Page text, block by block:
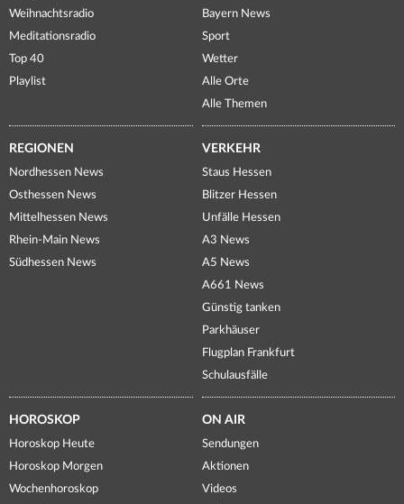
Weihnachtsradio
Meditationsradio
Top 40
Playlist
Bayern News
Sport
Wetter
Alle Orte
Alle Themen
REGIONEN
Nordhessen News
Osthessen News
Mittelhessen News
Rhein-Main News
Südhessen News
VERKEHR
Staus Hessen
Blitzer Hessen
Unfälle Hessen
A3 News
A5 News
A661 News
Günstig tanken
Parkhäuser
Flugplan Frankfurt
Schulausfälle
HOROSKOP
Horoskop Heute
Horoskop Morgen
Wochenhoroskop
ON AIR
Sendungen
Aktionen
Videos